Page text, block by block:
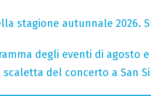
stagione autunnale 2026.
degli eventi di agosto
del concerto a San